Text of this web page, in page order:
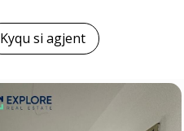
Kyqu si agjent